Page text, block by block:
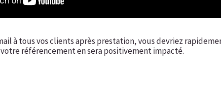
à tous vos clients après prestation, vous devriez
référencement en sera positivement impacté.